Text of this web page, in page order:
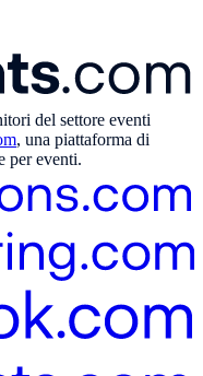
del settore eventi
, una piattaforma di
per eventi.